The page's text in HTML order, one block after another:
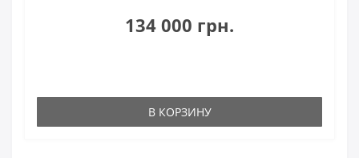
134 000 грн.
В КОРЗИНУ